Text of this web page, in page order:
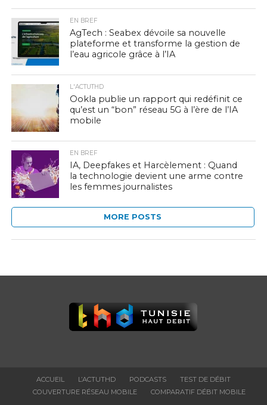
EN BREF
AgTech : Seabex dévoile sa nouvelle
plateforme et transforme la gestion de
l’eau agricole grâce à l’IA
L'ACTUTHD
Ookla publie un rapport qui redéfinit ce
qu’est un “bon” réseau 5G à l’ère de l’IA
mobile
EN BREF
IA, Deepfakes et Harcèlement : Quand
la technologie devient une arme contre
les femmes journalistes
MORE POSTS
ACCUEIL L’ACTUTHD PODCASTS
TEST DE DÉBIT
COUVERTURE RÉSEAU MOBILE
COMPARATIF DÉBIT MOBILE